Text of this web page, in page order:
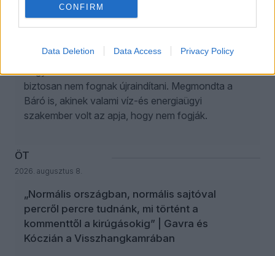
CONFIRM
Data Deletion Data Access Privacy Policy
Hővád
hatalmas meleg a Magyar Péterék műve. Azért,
hogy lezárhassák a Paksi Atomerőművet. Amit
biztosan nem fognak újraindítani. Megmondta a
Báró is, akinek valami víz-és energiaügyi
szakember volt az apja, hogy nem fogják.
ÖT
2026. augusztus 8.
„Normális országban, normális sajtóval
percről percre tudnánk, mi történt a
kommenttől a kirúgásokig” | Gavra és
Kóczián a Visszhangkamrában